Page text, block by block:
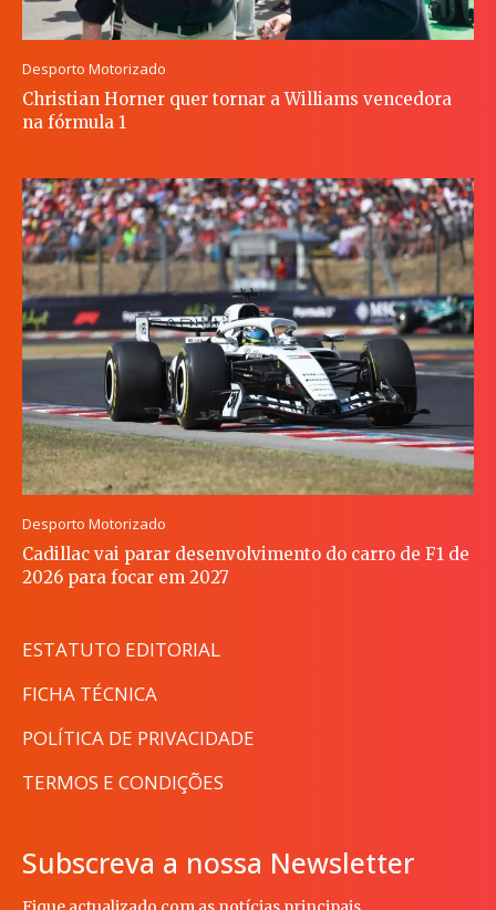
Desporto Motorizado
Christian Horner quer tornar a Williams vencedora
na fórmula 1
Desporto Motorizado
Cadillac vai parar desenvolvimento do carro de F1 de
2026 para focar em 2027
ESTATUTO EDITORIAL
FICHA TÉCNICA
POLÍTICA DE PRIVACIDADE
TERMOS E CONDIÇÕES
Subscreva a nossa Newsletter